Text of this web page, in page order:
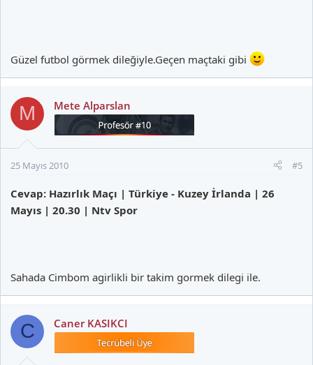
Güzel futbol görmek dileğiyle.Geçen maçtaki gibi
M Mete Alparslan
25 Mayıs 2010 #5
Cevap: Hazırlık Maçı | Türkiye - Kuzey İrlanda | 26
Mayıs | 20.30 | Ntv Spor
Sahada Cimbom agirlikli bir takim gormek dilegi ile.
C Caner KASIKCI